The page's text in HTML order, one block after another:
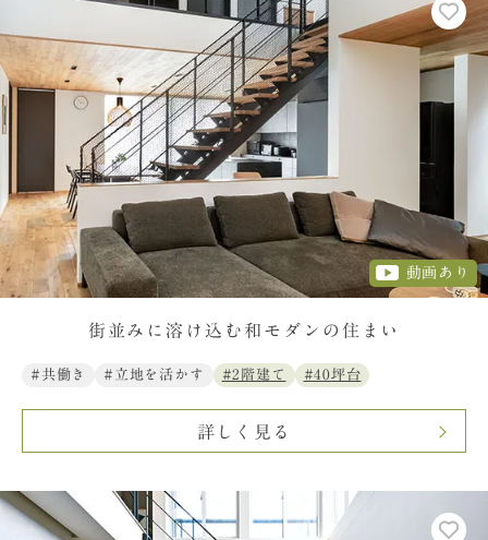
動画あり
街並みに溶け込む和モダンの住まい
#共働き #立地を活かす #2階建て #40坪台
詳しく見る